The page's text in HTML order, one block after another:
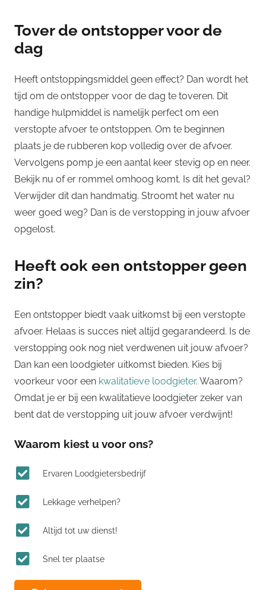
Tover de ontstopper voor de
dag
Heeft ontstoppingsmiddel geen effect? Dan wordt het
tijd om de ontstopper voor de dag te toveren. Dit
handige hulpmiddel is namelijk perfect om een
verstopte afvoer te ontstoppen. Om te beginnen
plaats je de rubberen kop volledig over de afvoer.
Vervolgens pomp je een aantal keer stevig op en neer.
Bekijk nu of er rommel omhoog komt. Is dit het geval?
Verwijder dit dan handmatig. Stroomt het water nu
weer goed weg? Dan is de verstopping in jouw afvoer
opgelost.
Heeft ook een ontstopper geen
zin?
Een ontstopper biedt vaak uitkomst bij een verstopte
afvoer. Helaas is succes niet altijd gegarandeerd. Is de
verstopping ook nog niet verdwenen uit jouw afvoer?
Dan kan een loodgieter uitkomst bieden. Kies bij
voorkeur voor een kwalitatieve loodgieter. Waarom?
Omdat je er bij een kwalitatieve loodgieter zeker van
bent dat de verstopping uit jouw afvoer verdwijnt!
Waarom kiest u voor ons?
Ervaren Loodgietersbedrijf
Lekkage verhelpen?
Altijd tot uw dienst!
Snel ter plaatse